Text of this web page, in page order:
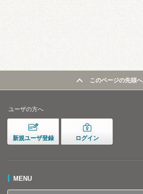
このページの先頭へ
ユーザの方へ
新規ユーザ登録 ログイン
MENU